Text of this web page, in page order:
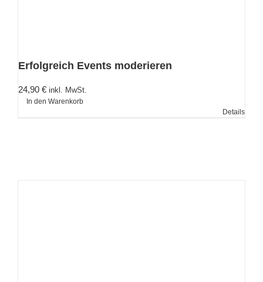
Erfolgreich Events moderieren
24,90 € inkl. MwSt.
In den Warenkorb
Details